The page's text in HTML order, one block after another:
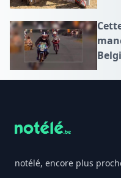
notélé, encore plus